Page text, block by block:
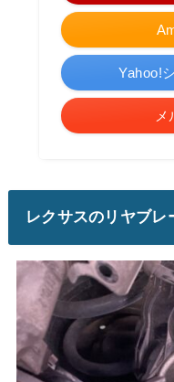
Yahoo!
レクサスのリヤブ